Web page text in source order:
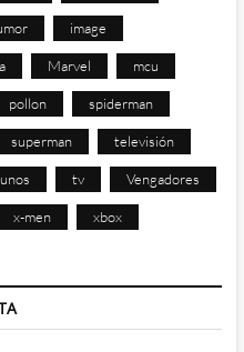
image
Marvel mcu
pollon spiderman
superman televisión
tv Vengadores
x-men xbox